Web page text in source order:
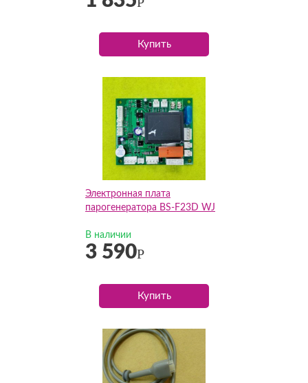
Купить
Электронная плата
парогенератора BS-F23D WJ
В наличии
3 590Р
Купить